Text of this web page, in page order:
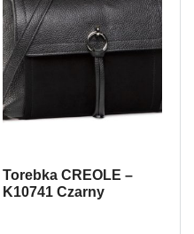
Torebka CREOLE –
K10741 Czarny